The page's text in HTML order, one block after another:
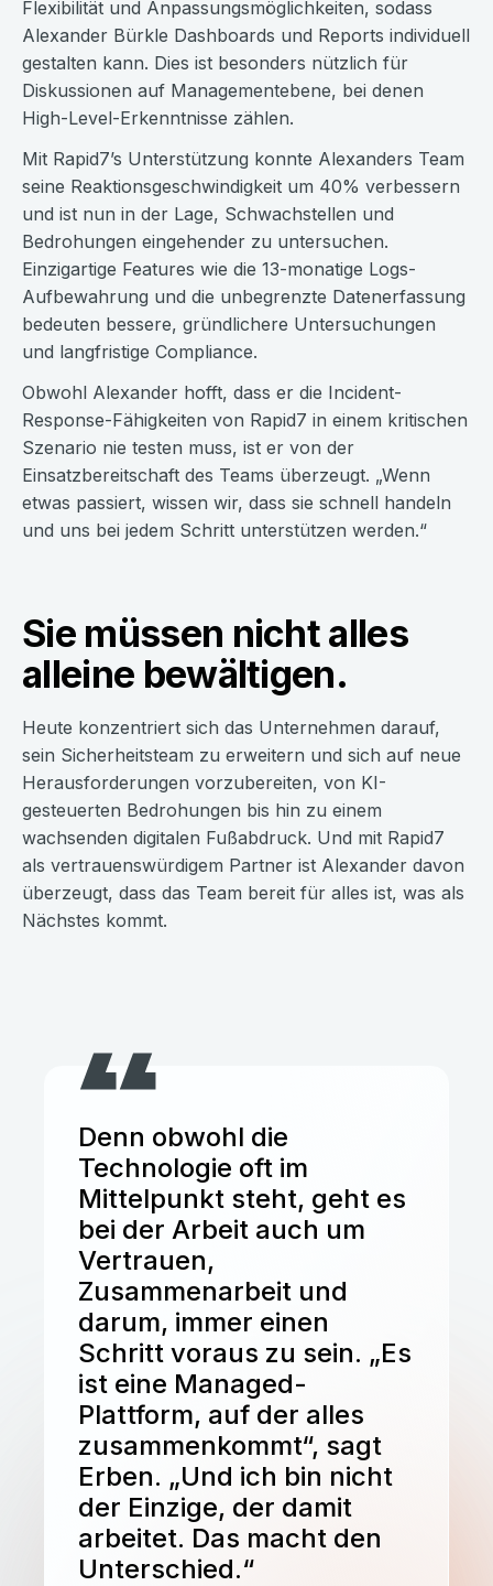
Flexibilität und Anpassungsmöglichkeiten, sodass
Alexander Bürkle Dashboards und Reports individuell
gestalten kann. Dies ist besonders nützlich für
Diskussionen auf Managementebene, bei denen
High-Level-Erkenntnisse zählen.
Mit Rapid7’s Unterstützung konnte Alexanders Team
seine Reaktionsgeschwindigkeit um 40% verbessern
und ist nun in der Lage, Schwachstellen und
Bedrohungen eingehender zu untersuchen.
Einzigartige Features wie die 13-monatige Logs-
Aufbewahrung und die unbegrenzte Datenerfassung
bedeuten bessere, gründlichere Untersuchungen
und langfristige Compliance.
Obwohl Alexander hofft, dass er die Incident-
Response-Fähigkeiten von Rapid7 in einem kritischen
Szenario nie testen muss, ist er von der
Einsatzbereitschaft des Teams überzeugt. „Wenn
etwas passiert, wissen wir, dass sie schnell handeln
und uns bei jedem Schritt unterstützen werden.“
Sie müssen nicht alles
alleine bewältigen.
Heute konzentriert sich das Unternehmen darauf,
sein Sicherheitsteam zu erweitern und sich auf neue
Herausforderungen vorzubereiten, von KI-
gesteuerten Bedrohungen bis hin zu einem
wachsenden digitalen Fußabdruck. Und mit Rapid7
als vertrauenswürdigem Partner ist Alexander davon
überzeugt, dass das Team bereit für alles ist, was als
Nächstes kommt.
Denn obwohl die
Technologie oft im
Mittelpunkt steht, geht es
bei der Arbeit auch um
Vertrauen,
Zusammenarbeit und
darum, immer einen
Schritt voraus zu sein. „Es
ist eine Managed-
Plattform, auf der alles
zusammenkommt“, sagt
Erben. „Und ich bin nicht
der Einzige, der damit
arbeitet. Das macht den
Unterschied.“